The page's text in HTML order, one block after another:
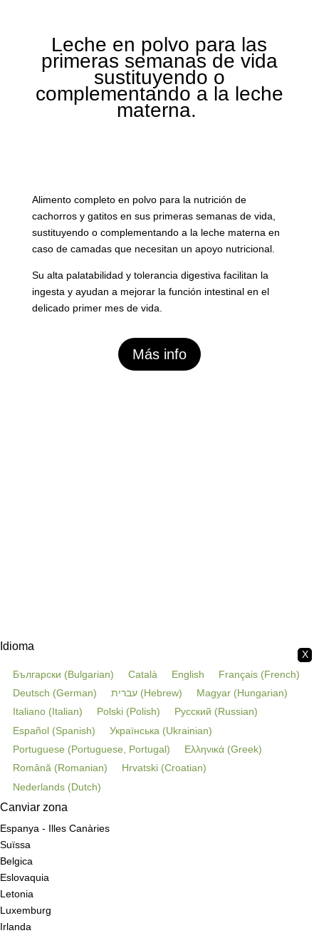
Leche en polvo para las
primeras semanas de vida
sustituyendo o
complementando a la leche
materna.
Alimento completo en polvo para la nutrición de
cachorros y gatitos en sus primeras semanas de vida,
sustituyendo o complementando a la leche materna en
caso de camadas que necesitan un apoyo nutricional.
Su alta palatabilidad y tolerancia digestiva facilitan la
ingesta y ayudan a mejorar la función intestinal en el
delicado primer mes de vida.
Más info
X
Idioma
Български (Bulgarian) Català English Français (French)
Deutsch (German) עברית (Hebrew) Magyar (Hungarian)
Italiano ( Italian) Polski (Polish) Русский (Russian)
Español (Spanish) Українська (Ukrainian)
Portuguese (Portuguese, Portugal) Ελληνικά (Greek)
Română (Romanian) Hrvatski (Croatian)
Nederlands (Dutch)
Canviar zona
Espanya - Illes Canàries
Suïssa
Belgica
Eslovaquia
Letonia
Luxemburg
Irlanda